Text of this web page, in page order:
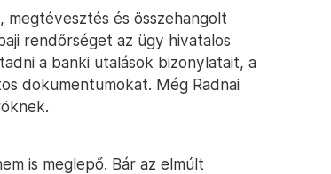
és összehangolt
rendőrséget az ügy hivatalos
a banki utalások bizonylatait, a
dokumentumokat. Még Radnai
is meglepő. Bár az elmúlt